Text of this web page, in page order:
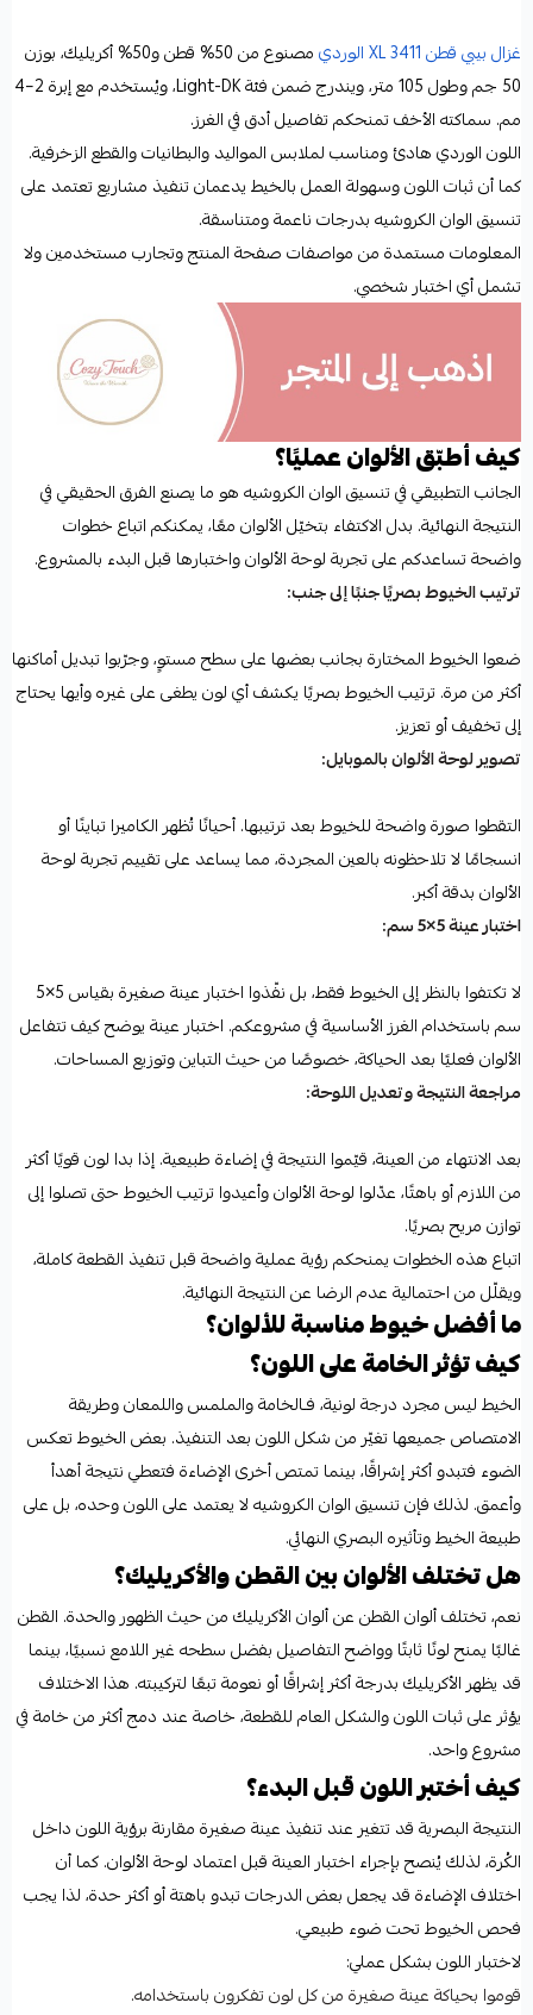
غزال بيبي قطن XL 3411 الوردي
مصنوع من 50% قطن و50% أكريليك، بوزن
50 جم وطول 105 متر، ويندرج ضمن فئة Light-DK، ويُستخدم مع إبرة 2–4
مم. سماكته الأخف تمنحكم تفاصيل أدق في الغرز.
اللون الوردي هادئ ومناسب لملابس المواليد والبطانيات والقطع الزخرفية.
كما أن ثبات اللون وسهولة العمل بالخيط يدعمان تنفيذ مشاريع تعتمد على
تنسيق الوان الكروشيه بدرجات ناعمة ومتناسقة.
المعلومات مستمدة من مواصفات صفحة المنتج وتجارب مستخدمين ولا
تشمل أي اختبار شخصي.
كيف أطبّق الألوان عمليًا؟
الجانب التطبيقي في تنسيق الوان الكروشيه هو ما يصنع الفرق الحقيقي في
النتيجة النهائية. بدل الاكتفاء بتخيّل الألوان معًا، يمكنكم اتباع خطوات
واضحة تساعدكم على تجربة لوحة الألوان واختبارها قبل البدء بالمشروع.
ترتيب الخيوط بصريًا جنبًا إلى جنب:
ضعوا الخيوط المختارة بجانب بعضها على سطح مستوٍ، وجرّبوا تبديل أماكنها
أكثر من مرة. ترتيب الخيوط بصريًا يكشف أي لون يطغى على غيره وأيها يحتاج
إلى تخفيف أو تعزيز.
تصوير لوحة الألوان بالموبايل:
التقطوا صورة واضحة للخيوط بعد ترتيبها. أحيانًا تُظهر الكاميرا تباينًا أو
انسجامًا لا تلاحظونه بالعين المجردة، مما يساعد على تقييم تجربة لوحة
الألوان بدقة أكبر.
اختبار عينة 5×5 سم:
لا تكتفوا بالنظر إلى الخيوط فقط، بل نفّذوا اختبار عينة صغيرة بقياس 5×5
سم باستخدام الغرز الأساسية في مشروعكم. اختبار عينة يوضح كيف تتفاعل
الألوان فعليًا بعد الحياكة، خصوصًا من حيث التباين وتوزيع المساحات.
مراجعة النتيجة وتعديل اللوحة:
بعد الانتهاء من العينة، قيّموا النتيجة في إضاءة طبيعية. إذا بدا لون قويًا أكثر
من اللازم أو باهتًا، عدّلوا لوحة الألوان وأعيدوا ترتيب الخيوط حتى تصلوا إلى
توازن مريح بصريًا.
اتباع هذه الخطوات يمنحكم رؤية عملية واضحة قبل تنفيذ القطعة كاملة،
ويقلّل من احتمالية عدم الرضا عن النتيجة النهائية.
ما أفضل خيوط مناسبة للألوان؟
كيف تؤثر الخامة على اللون؟
الخيط ليس مجرد درجة لونية، فـالخامة والملمس واللمعان وطريقة
الامتصاص جميعها تغيّر من شكل اللون بعد التنفيذ. بعض الخيوط تعكس
الضوء فتبدو أكثر إشراقًا، بينما تمتص أخرى الإضاءة فتعطي نتيجة أهدأ
وأعمق. لذلك فإن تنسيق الوان الكروشيه لا يعتمد على اللون وحده، بل على
طبيعة الخيط وتأثيره البصري النهائي.
هل تختلف الألوان بين القطن والأكريليك؟
نعم، تختلف ألوان القطن عن ألوان الأكريليك من حيث الظهور والحدة. القطن
غالبًا يمنح لونًا ثابتًا وواضح التفاصيل بفضل سطحه غير اللامع نسبيًا، بينما
قد يظهر الأكريليك بدرجة أكثر إشراقًا أو نعومة تبعًا لتركيبته. هذا الاختلاف
يؤثر على ثبات اللون والشكل العام للقطعة، خاصة عند دمج أكثر من خامة في
مشروع واحد.
كيف أختبر اللون قبل البدء؟
النتيجة البصرية قد تتغير عند تنفيذ عينة صغيرة مقارنة برؤية اللون داخل
الكُرة، لذلك يُنصح بإجراء اختبار العينة قبل اعتماد لوحة الألوان. كما أن
اختلاف الإضاءة قد يجعل بعض الدرجات تبدو باهتة أو أكثر حدة، لذا يجب
فحص الخيوط تحت ضوء طبيعي.
لاختبار اللون بشكل عملي:
قوموا بحياكة عينة صغيرة من كل لون تفكرون باستخدامه.